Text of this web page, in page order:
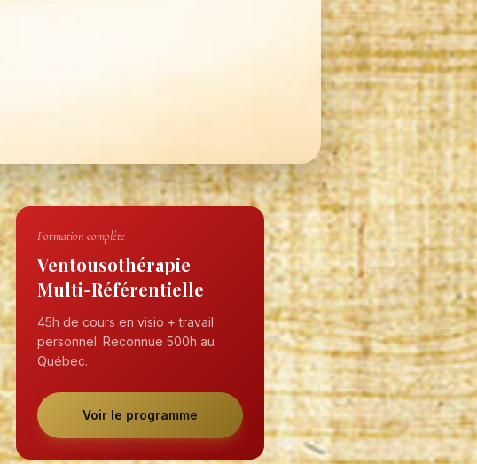
Formation complète
Ventousothérapie
Multi-Référentielle
45h de cours en visio + travail
personnel. Reconnue 500h au
Québec.
Voir le programme